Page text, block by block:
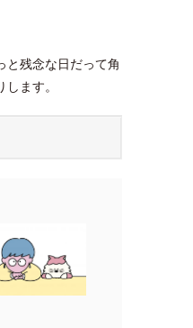
と残念な日だって角
ます。